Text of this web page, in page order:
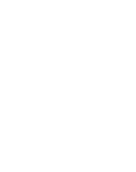
Spa,
Armani
Armani/Casa,
y la integración